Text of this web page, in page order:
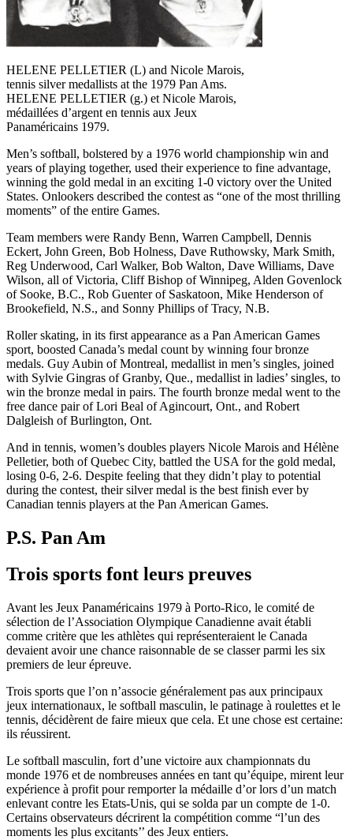
HELENE PELLETIER (L) and Nicole Marois,
tennis silver medallists at the 1979 Pan Ams.
HELENE PELLETIER (g.) et Nicole Marois,
médaillées d’argent en tennis aux Jeux
Panaméricains 1979.
Men’s softball, bolstered by a 1976 world championship win and
years of playing together, used their experience to fine advantage,
winning the gold medal in an exciting 1-0 victory over the United
States. Onlookers described the contest as “one of the most thrilling
moments” of the entire Games.
Team members were Randy Benn, Warren Campbell, Dennis
Eckert, John Green, Bob Holness, Dave Ruthowsky, Mark Smith,
Reg Underwood, Carl Walker, Bob Walton, Dave Williams, Dave
Wilson, all of Victoria, Cliff Bishop of Winnipeg, Alden Govenlock
of Sooke, B.C., Rob Guenter of Saskatoon, Mike Henderson of
Brookefield, N.S., and Sonny Phillips of Tracy, N.B.
Roller skating, in its first appearance as a Pan American Games
sport, boosted Canada’s medal count by winning four bronze
medals. Guy Aubin of Montreal, medallist in men’s singles, joined
with Sylvie Gingras of Granby, Que., medallist in ladies’ singles, to
win the bronze medal in pairs. The fourth bronze medal went to the
free dance pair of Lori Beal of Agincourt, Ont., and Robert
Dalgleish ofBurlington, Ont.
And in tennis, women’s doubles players Nicole Marois and Hélène
Pelletier, both of Quebec City, battled the USA for the gold medal,
losing 0-6, 2-6. Despite feeling that they didn’t play to potential
during the contest, their silver medal is the best finish ever by
Canadian tennis players at the Pan American Games.
P.S. Pan Am
Trois sports font leurs preuves
Avant les Jeux Panaméricains 1979 à Porto-Rico, le comité de
sélection de l’Association Olympique Canadienne avait établi
comme critère que les athlètes qui représenteraient le Canada
devaient avoir une chance raisonnable de se classer parmi les six
premiers de leur épreuve.
Trois sports que l’on n’associe généralement pas aux principaux
jeux internationaux, le softball masculin, le patinage à roulettes et le
tennis, décidèrent de faire mieux que cela. Et une chose est certaine:
ils réussirent.
Le softball masculin, fort d’une victoire aux championnats du
monde 1976 et de nombreuses années en tant qu’équipe, mirent leur
expérience à profit pour remporter la médaille d’or lors d’un match
enlevant contre les Etats-Unis, qui se solda par un compte de 1-0.
Certains observateurs décrirent la compétition comme “l’un des
moments les plus excitants’’ des Jeux entiers.